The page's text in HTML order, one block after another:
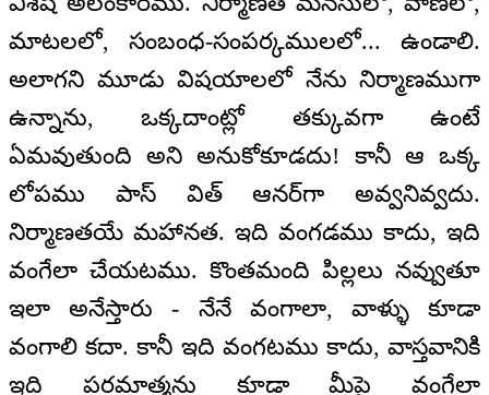
మాటలలో, సంబంధ-సంపర్కములలో... ఉండాలి.
అలాగని మూడు విషయాలలో నేను నిర్మాణముగా
ఉన్నాను, ఒక్కదాంట్లో తక్కువగా ఉంటే
ఏమవుతుంది అని అనుకోకూడదు! కానీ ఆ ఒక్క
లోపము పాస్ విత్ ఆనర్‌గా అవ్వనివ్వదు.
నిర్మాణతయే మహానత. ఇది వంగడము కాదు, ఇది
వంగేలా చేయటము. కొంతమంది పిల్లలు నవ్వుతూ
ఇలా అనేస్తారు - నేనే వంగాలా, వాళ్ళు కూడా
వంగాలి కదా. కానీ ఇది వంగటము కాదు, వాస్తవానికి
ఇది పరమాత్మను కూడా మీపై వంగేలా